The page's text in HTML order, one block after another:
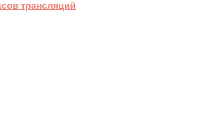
трансляций